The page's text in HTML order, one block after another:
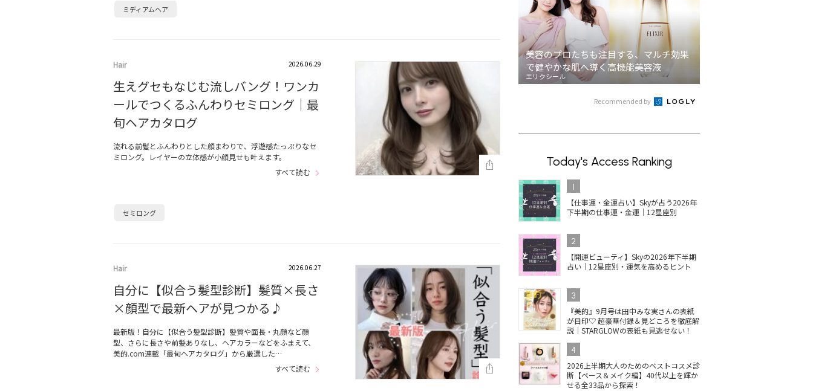
ミディアムヘア
Hair 2026.06.29
生えグセもなじむ流しバング！ワンカ
ールでつくるふんわりセミロング｜最
旬ヘアカタログ
流れる前髪とふんわりとした顔まわりで、浮遊感たっぷりなセ
ミロング。レイヤーの立体感が小顔見せも叶えます。
すべて読む
セミロング
Hair 2026.06.27
自分に【似合う髪型診断】髪質×長さ
×顔型で最新ヘアが見つかる♪
最新版！自分に【似合う髪型診断】髪質や面長・丸顔など顔
型、さらに長さや前髪ありなし、ヘアカラーなどをふまえて、
美的.com連載「最旬ヘアカタログ」から厳選した…
すべて読む
美容のプロたちも注目する、マルチ効果
で健やかな肌へ導く高機能美容液
エリクシール
Recommended by
Today's Access Ranking
1
【仕事運・金運占い】Skyが占う2026年
下半期の仕事運・金運｜12星座別
2
【開運ビューティ】Skyの2026年下半期
占い｜12星座別・運気を高めるヒント
3
『美的』9月号は田中みな実さんの表紙
が目印♡ 超豪華付録＆見どころを徹底解
説｜STARGLOWの表紙も見逃せない！
4
2026上半期大人のためのベストコスメ診
断【ベース＆メイク編】40代以上を輝か
せる全33品から探索！